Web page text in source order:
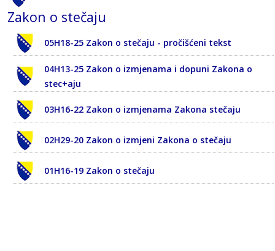
Zakon o stečaju
05H18-25 Zakon o stečaju - pročišćeni tekst
04H13-25 Zakon o izmjenama i dopuni Zakona o
stec+aju
03H16-22 Zakon o izmjenama Zakona stečaju
02H29-20 Zakon o izmjeni Zakona o stečaju
01H16-19 Zakon o stečaju